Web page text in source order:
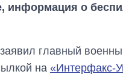
информация о
главный
на «Интерфакс-